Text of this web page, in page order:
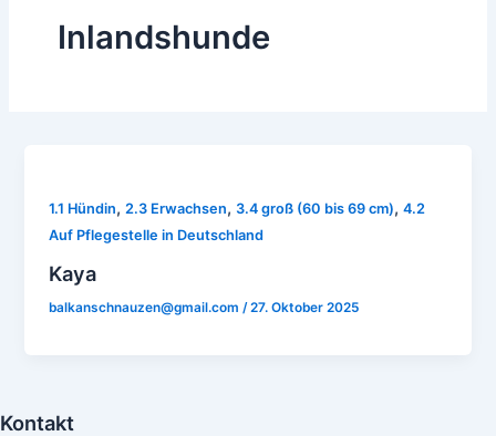
Inlandshunde
1.1 Hündin,2.3 Erwachsen,3.4 groß (60 bis 69 cm),4.2
Auf Pflegestelle in Deutschland
Kaya
balkanschnauzen@gmail.com/27. Oktober 2025
Kontakt